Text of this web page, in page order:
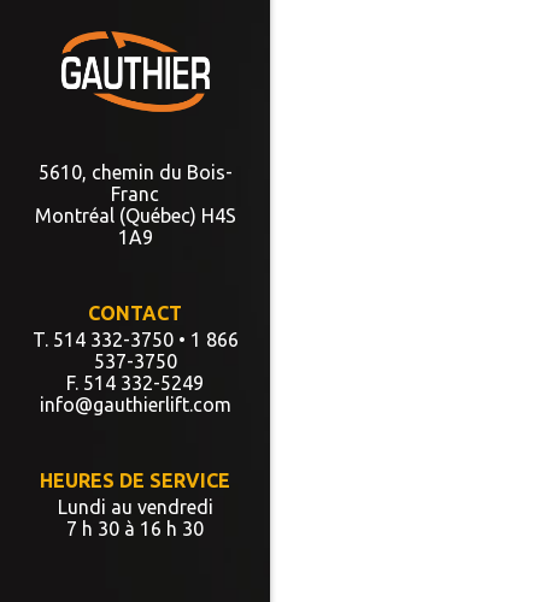
5610, chemin du Bois-
Franc
Montréal (Québec) H4S
1A9
CONTACT
T. 514 332-3750 • 1 866
537-3750
F. 514 332-5249
info@gauthierlift.com
HEURES DE SERVICE
Lundi au vendredi
7 h 30 à 16 h 30